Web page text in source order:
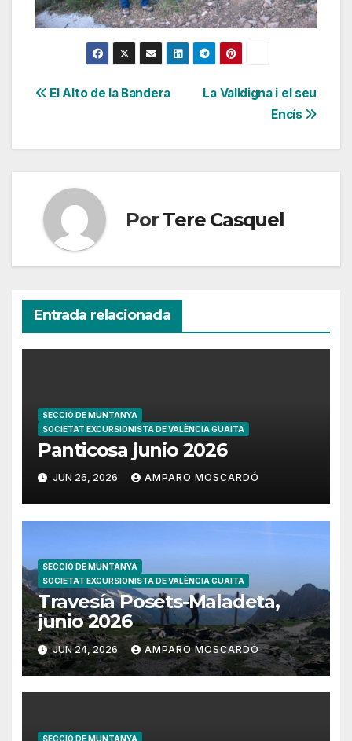
Navegación
La Valldigna i el seu
Encís
El Alto de la Bandera
Por Tere Casquel
Entrada relacionada
SECCIÓ DE MUNTANYA
SOCIETAT EXCURSIONISTA DE VALÈNCIA GUAITA
Panticosa junio 2026
JUN 26, 2026 AMPARO MOSCARDÓ
SECCIÓ DE MUNTANYA
SOCIETAT EXCURSIONISTA DE VALÈNCIA GUAITA
Travesía Posets-Maladeta,
junio 2026
JUN 24, 2026 AMPARO MOSCARDÓ
SECCIÓ DE MUNTANYA